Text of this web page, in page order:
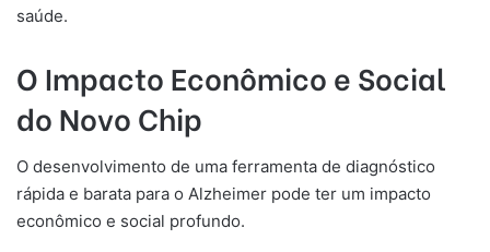
saúde.
O Impacto Econômico e Social
do Novo Chip
O desenvolvimento de uma ferramenta de diagnóstico
rápida e barata para o Alzheimer pode ter um impacto
econômico e social profundo.